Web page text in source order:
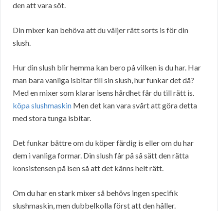
den att vara söt.
Din mixer kan behöva att du väljer rätt sorts is för din
slush.
Hur din slush blir hemma kan bero på vilken is du har. Har
man bara vanliga isbitar till sin slush, hur funkar det då?
Med en mixer som klarar isens hårdhet får du till rätt is.
köpa slushmaskin Men det kan vara svårt att göra detta
med stora tunga isbitar.
Det funkar bättre om du köper färdig is eller om du har
dem i vanliga formar. Din slush får på så sätt den rätta
konsistensen på isen så att det känns helt rätt.
Om du har en stark mixer så behövs ingen specifik
slushmaskin, men dubbelkolla först att den håller.